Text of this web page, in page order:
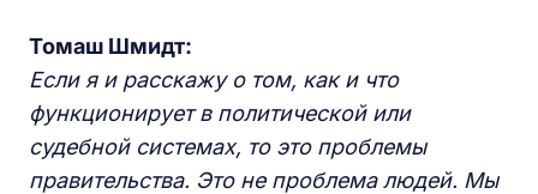
Томаш Шмидт:
Если я и расскажу о том, как и что
функционирует в политической или
судебной системах, то это проблемы
правительства. Это не проблема людей. Мы